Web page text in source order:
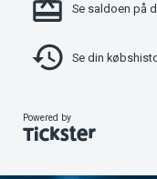
Se saldoen på
Se din
Powered by